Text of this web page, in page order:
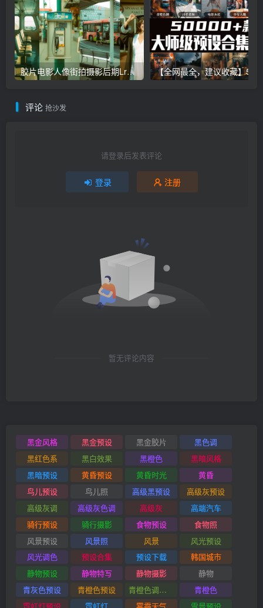
胶片电影人像街拍摄影后期Lr调色教程，手机滤镜PS+Lightroom预设下载！
评论 抢沙发
请登录后发表评论
登录 注册
暂无评论内容
黑金风格 黑金预设 黑金胶片
黑色调
黑红色系
黑白效果 黑橙色
黑暗风格
黑暗预设
黄昏预设 黄昏时光
黄昏
鸟儿预设
鸟儿照 高级黑预设
高级灰预设
高级灰调
高级灰色调 高级灰
高端汽车
骑行预设
骑行摄影 食物预设
食物照
风景预设
风景照 风景
风光预设
风光调色
预设合集 预设下载
韩国城市
静物预设
静物特写 静物摄影
静物
青灰色预设
青橙色预设 青橙色调预设
青橙色